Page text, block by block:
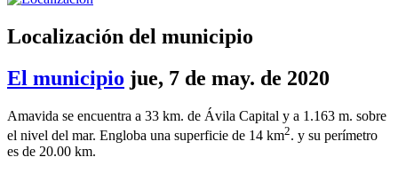
Localización del municipio
El municipio jue, 7 de may. de 2020
Amavida se encuentra a 33 km. de Ávila Capital y a 1.163 m. sobre
el nivel del mar. Engloba una superficie de 14 km2. y su perímetro
es de 20.00 km.